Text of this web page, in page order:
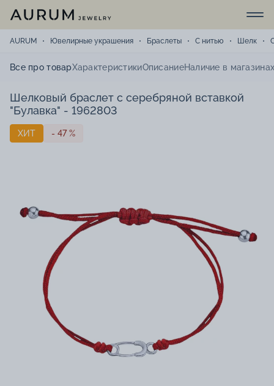
AURUM Ювелирные украшения Браслеты С нитью Шелк
Все про товарХарактеристикиОписаниеНаличие в
Шелковый браслет с серебряной вставкой
"Булавка" - 1962803
ХИТ - 47 %